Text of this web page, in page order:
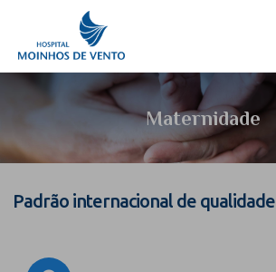
Maternidade
Padrão internacional de qualidade